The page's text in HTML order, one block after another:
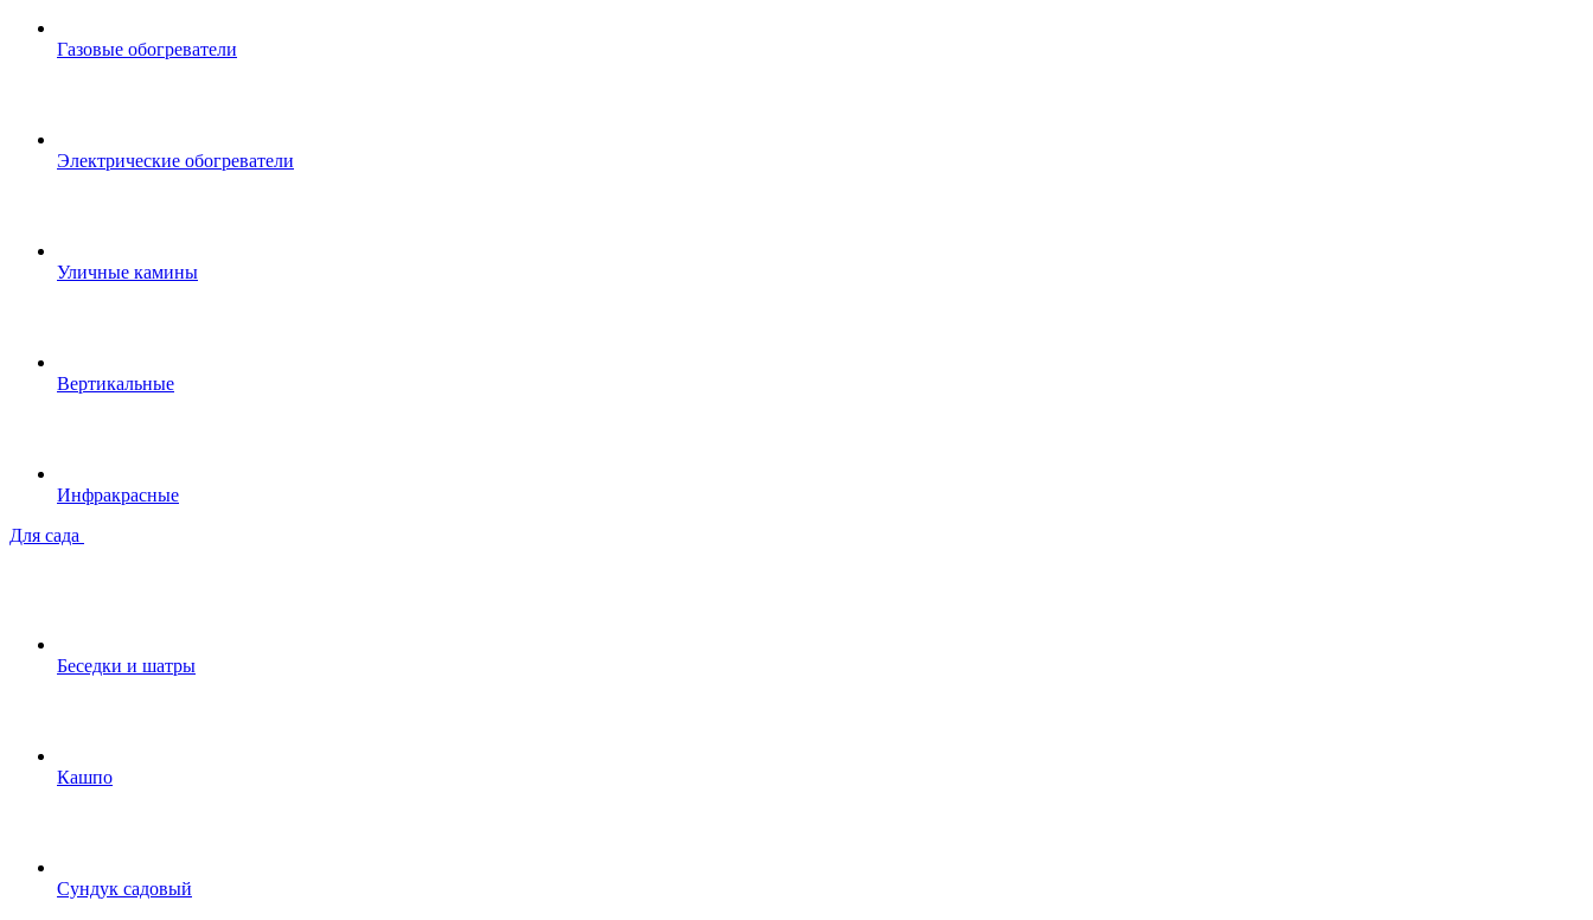
Газовые обогреватели
Электрические обогреватели
Уличные камины
Вертикальные
Инфракрасные
Для сада
Беседки и шатры
Кашпо
Сундук садовый